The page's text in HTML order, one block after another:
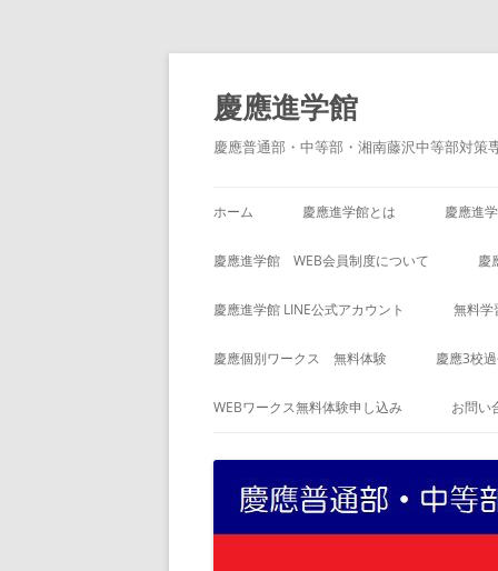
コ
テ
ン
ツ
へ
ス
慶應進学館
慶應普通部・中等部・湘南藤沢中等部対
ホーム 慶應進学館とは 慶應進
慶應進学館 WEB会員制度について 慶
慶應進学館 LINE公式アカウント 無料学
慶應個別ワークス 無料体験 慶應3校
WEBワークス無料体験申し込み お問い